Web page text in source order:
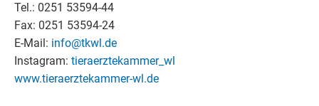
Tel.: 0251 53594-44
Fax: 0251 53594-24
E-Mail: info@tkwl.de
Instagram: tieraerztekammer_wl
www.tieraerztekammer-wl.de